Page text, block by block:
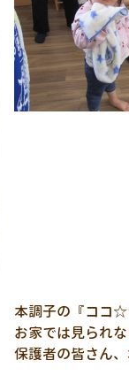
本調子の『ココ
お家では見られ
保護者の皆さん